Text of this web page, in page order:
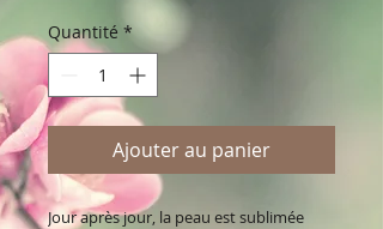
Quantité *
Ajouter au panier
Jour après jour, la peau est sublimée